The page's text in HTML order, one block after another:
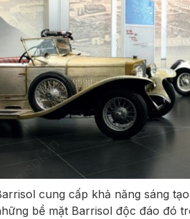
cung cấp khả năng sáng
bề mặt Barrisol độc đáo đó